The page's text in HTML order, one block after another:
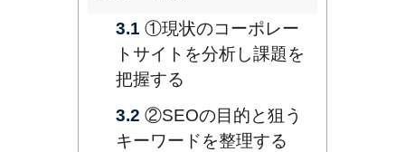
3.1 ①現状のコーポレー
トサイトを分析し課題を
把握する
3.2 ②SEOの目的と狙う
キーワードを整理する